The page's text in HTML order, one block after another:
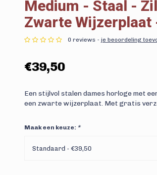
Medium - Staal -
Zwarte Wijzerplaat
0 reviews - je beoordeling
€39,50
Een stijlvol stalen dames horloge met
een zwarte wijzerplaat. Met gratis
Maak een keuze: *
Standaard - €39,50